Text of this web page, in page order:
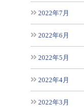
2022年7月
2022年6月
2022年5月
2022年4月
2022年3月